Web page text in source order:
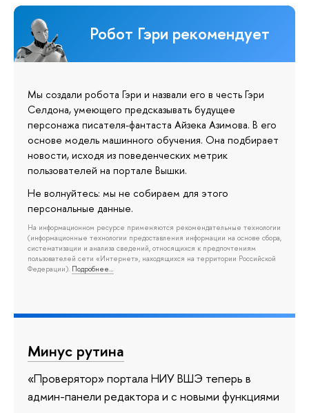
Робот Гэри рекомендует
Мы создали робота Гэри и назвали его в честь Гэри
Селдона, умеющего предсказывать будущее
персонажа писателя-фантаста Айзека Азимова. В его
основе модель машинного обучения. Она подбирает
новости, исходя из поведенческих метрик
пользователей на портале Вышки.
Не волнуйтесь: мы не собираем для этого
персональные данные.
На информационном ресурсе применяются рекомендательные технологии
(информационные технологии предоставления информации на основе сбора,
систематизации и анализа сведений, относящихся к предпочтениям
пользователей сети «Интернет», находящихся на территории Российской
Федерации). Подробнее…
Минус рутина
«Проверятор» портала НИУ ВШЭ теперь в
админ-панели редактора и с новыми функциями